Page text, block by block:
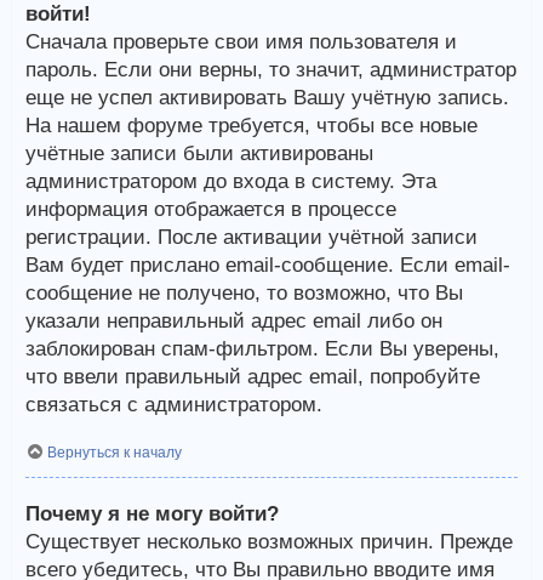
войти!
Сначала проверьте свои имя пользователя и
пароль. Если они верны, то значит, администратор
еще не успел активировать Вашу учётную запись.
На нашем форуме требуется, чтобы все новые
учётные записи были активированы
администратором до входа в систему. Эта
информация отображается в процессе
регистрации. После активации учётной записи
Вам будет прислано email-сообщение. Если email-
сообщение не получено, то возможно, что Вы
указали неправильный адрес email либо он
заблокирован спам-фильтром. Если Вы уверены,
что ввели правильный адрес email, попробуйте
связаться с администратором.
Вернуться к началу
Почему я не могу войти?
Существует несколько возможных причин. Прежде
всего убедитесь, что Вы правильно вводите имя